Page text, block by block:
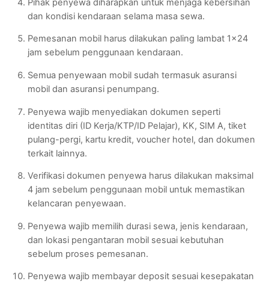
Pihak penyewa diharapkan untuk menjaga kebersihan
dan kondisi kendaraan selama masa sewa.
Pemesanan mobil harus dilakukan paling lambat 1×24
jam sebelum penggunaan kendaraan.
Semua penyewaan mobil sudah termasuk asuransi
mobil dan asuransi penumpang.
Penyewa wajib menyediakan dokumen seperti
identitas diri (ID Kerja/KTP/ID Pelajar), KK, SIM A, tiket
pulang-pergi, kartu kredit, voucher hotel, dan dokumen
terkait lainnya.
Verifikasi dokumen penyewa harus dilakukan maksimal
4 jam sebelum penggunaan mobil untuk memastikan
kelancaran penyewaan.
Penyewa wajib memilih durasi sewa, jenis kendaraan,
dan lokasi pengantaran mobil sesuai kebutuhan
sebelum proses pemesanan.
Penyewa wajib membayar deposit sesuai kesepakatan